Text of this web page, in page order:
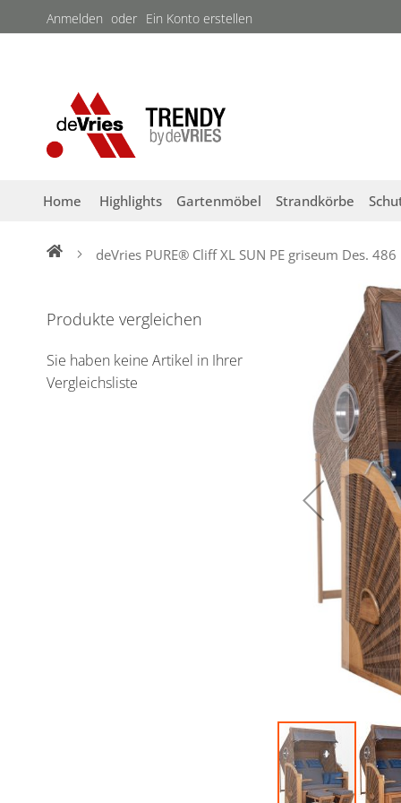
Direkt
zum
Anmelden Ein Konto erstellen
Home Highlights Gartenmöbel Strandkörbe
deVries PURE® Cliff XL SUN PE griseum Des. 486
Bildergalerie
springen
Produkte vergleichen
Sie haben keine Artikel in Ihrer
Vergleichsliste